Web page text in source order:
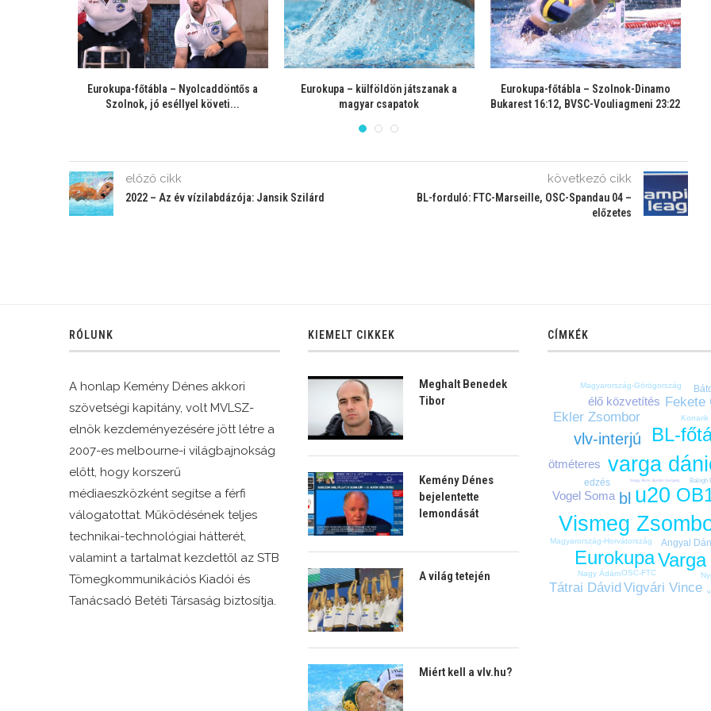
Hazai meccsek az Eurokupa csütörtöki
fordulójában
Eurokupa-főtábla – Szolnok-CN
Barcelona 10:14, Buducsnoszty
Eurokupa-főtábla: Szolnokon játszik a
CN Barcelona
előző cikk következő cikk
BL-forduló: FTC-Marseille, OSC-Spandau 04 –
RÓLUNK
A honlap Kemény Dénes akkori
szövetségi kapitány, volt MVLSZ-
elnök kezdeményezésére jött létre a
2007-es melbourne-i világbajnokság
előtt, hogy korszerű
médiaeszközként segítse a férfi
válogatottat. Működésének teljes
technikai-technológiai hátterét,
valamint a tartalmat kezdettől az STB
Tömegkommunikációs Kiadói és
KIEMELT CIKKEK
Meghalt Benedek
Kemény Dénes
bejelentette
CÍMKÉK
u20
varga
Vismeg
BL-
Eurokupa
OB1
vlv-interjú
Ekler Zsombor
Fekete
élő közvetítés
ötméteres
Angyal
edzés
Konarik
Magyarország-Görögország
Magyarország-Horvátország
Nagy Ádám OSC-FTC
Balogh
Burián Gergely